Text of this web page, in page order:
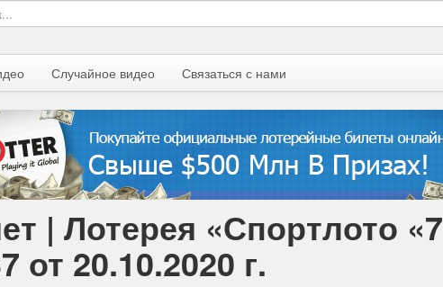
Случайное видео Связаться с нами
| Лотерея «Спортлото «7
20.10.2020 г.